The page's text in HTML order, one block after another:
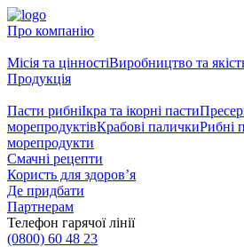
Про компанію
Місія та цінностіВиробництво та
Продукція
Пасти рибніІкра та ікорні пасти
морепродуктівКрабові паличкиРибні
морепродукти
Смачні рецепти
Користь для здоров’я
Де придбати
Партнерам
Телефон гарячої лінії
(0800) 60 48 23